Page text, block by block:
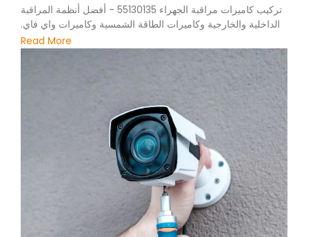
تركيب كاميرات مراقبة الجهراء 55130135 - أفضل أنظمة المراقبة
الداخلية والخارجية وكاميرات الطاقة الشمسية وكاميرات واي فاي.
Read More